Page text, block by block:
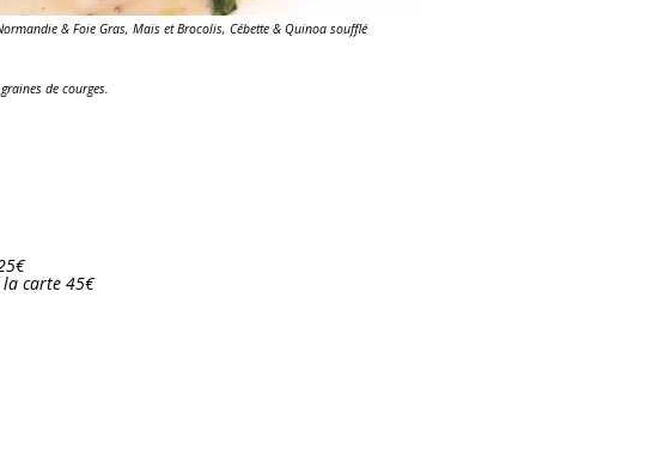
& Foie Gras, Maïs et Brocolis, Cébette & Quinoa soufflé
de courges.
la carte 45€